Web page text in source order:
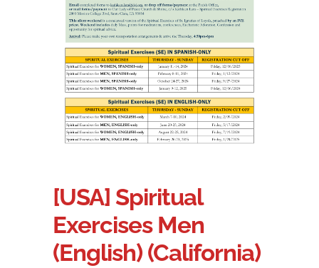
[USA] Spiritual
Exercises Men
(English) (California)